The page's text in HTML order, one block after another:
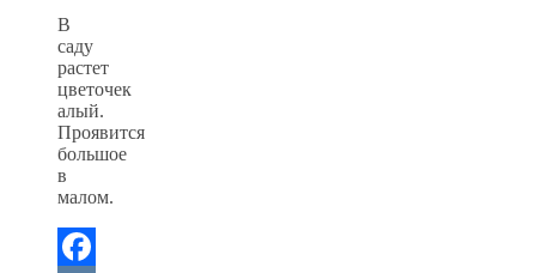
В
саду
растет
цветочек
алый.
Проявится
большое
в
малом.